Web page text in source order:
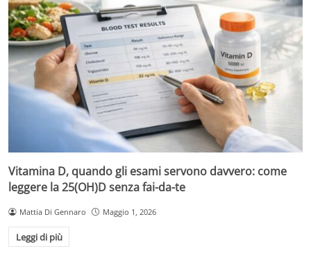
Vitamina D, quando gli esami servono davvero: come
leggere la 25(OH)D senza fai-da-te
Mattia Di Gennaro Maggio 1, 2026
Leggi di più